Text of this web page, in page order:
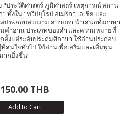
"ประวัติศาสตร์ ภูมิศาสตร์ เหตุการณ์ สถาน
งใน "ทวีปยุโรป อเมริกา เอเชีย และ
ระกอบสวยงาม สบายตา นำเสนอทั้งภาษา
คำอ่าน ประเภทของคำ และความหมายที่
กตั้งแต่ระดับประถมศึกาษา ใช้อ่านประกอบ
สนใจทั่วไป ใช้อ่านเพื่อเสริมและเพิ่มพูน
ากยิ่งขึ้น!
150.00 THB
Add to Cart